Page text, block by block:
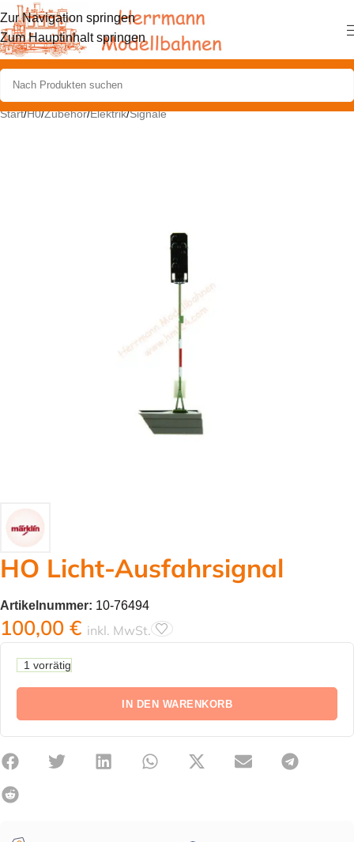
Zur Navigation springen
Zum Hauptinhalt springen
Start/H0/Zubehör/Elektrik/Signale
HO Licht-Ausfahrsignal
Artikelnummer: 10-76494
100,00 € inkl. MwSt.
1 vorrätig
IN DEN WARENKORB